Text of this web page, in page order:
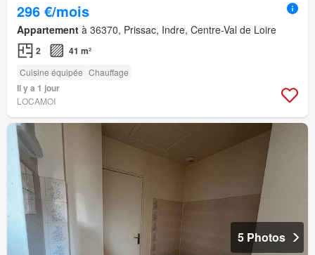
296 €/mois
Appartement à 36370, Prissac, Indre, Centre-Val de Loire
2 41 m²
Cuisine équipée Chauffage
Il y a 1 jour
LOCAMOI
5 Photos